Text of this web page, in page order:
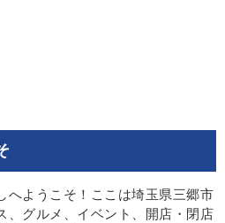
へようこそ！ここは埼玉県三郷市
、グルメ、イベント、開店・閉店